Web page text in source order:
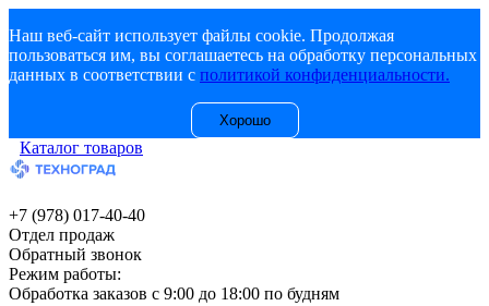
Наш веб-сайт использует файлы cookie. Продолжая
пользоваться им, вы соглашаетесь на обработку персональных
данных в соответствии с политикой конфиденциальности.
Хорошо
Каталог товаров
+7 (978) 017-40-40
Отдел продаж
Обратный звонок
Режим работы:
Обработка заказов с 9:00 до 18:00 по будням